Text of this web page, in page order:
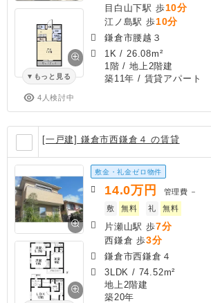
もっと見る
4人検討中
目白山下駅 歩10分
江ノ島駅 歩10分
鎌倉市腰越３
1K / 26.08m²
1階 / 地上2階建
築11年 / 賃貸アパート
[一戸建] 鎌倉市西鎌倉４ の賃貸
敷金・礼金ゼロ物件
14.0万円 管理費 －
敷
無料 礼 無料
片瀬山駅 歩7分
西鎌倉 歩3分
鎌倉市西鎌倉４
3LDK / 74.52m²
地上2階建
築20年